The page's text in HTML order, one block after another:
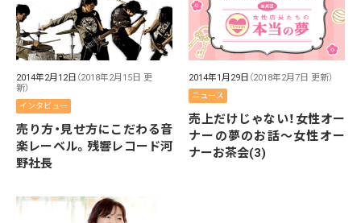
2014年2月12日 （2018年2月15日 更
新）
インタビュー
売り方・見せ方にこだわる音
楽レーベル。残響レコード河
野社長
2014年1月29日 （2018年2月7日 更新）
ニュース
売上だけじゃない！女性オー
ナーの夢のお話～女性オー
ナーお茶会(3)